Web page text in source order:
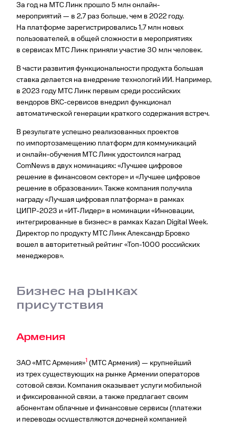
За год на МТС Линк прошло 5 млн онлайн-
мероприятий — в 2,7 раз больше, чем в 2022 году.
На платформе зарегистрировались 1,7 млн новых
пользователей, в общей сложности в мероприятиях
в сервисах МТС Линк приняли участие 30 млн человек.
В части развития функциональности продукта большая
ставка делается на внедрение технологий ИИ. Например,
в 2023 году МТС Линк первым среди российских
вендоров ВКС-сервисов внедрил функционал
автоматической генерации краткого содержания встреч.
В результате успешно реализованных проектов
по импортозамещению платформ для коммуникаций
и онлайн-обучения МТС Линк удостоился наград
ComNews в двух номинациях: «Лучшее цифровое
решение в финансовом секторе» и «Лучшее цифровое
решение в образовании». Также компания получила
награду «Лучшая цифровая платформа» в рамках
ЦИПР-2023 и «ИТ-Лидер» в номинации «Инновации,
интегрированные в бизнес» в рамках Kazan Digital Week.
Директор по продукту МТС Линк Александр Бровко
вошел в авторитетный рейтинг «Топ-1000 российских
менеджеров».
Бизнес на рынках
присутствия
Армения
ЗАО «МТС Армения»1 (МТС Армения) — крупнейший
из трех существующих на рынке Армении операторов
сотовой связи. Компания оказывает услуги мобильной
и фиксированной связи, а также предлагает своим
абонентам облачные и финансовые сервисы (платежи
и переводы осуществляются дочерней компанией